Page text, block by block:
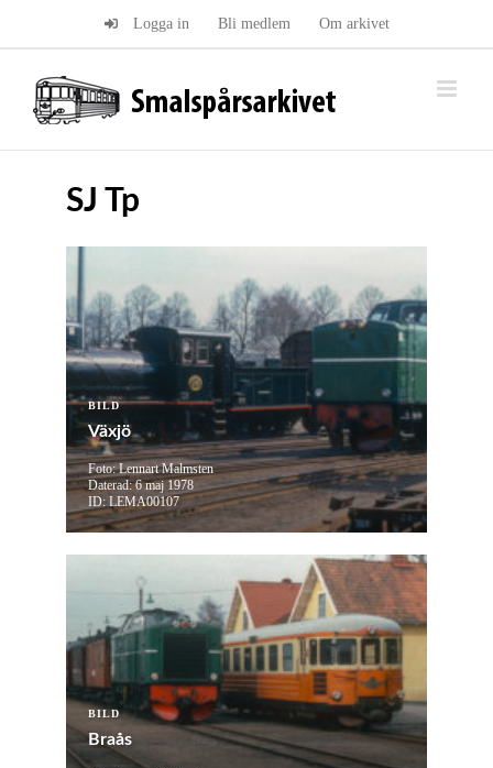
Logga in Bli medlem Om arkivet
SJ Tp
BILD
Växjö
Foto: Lennart Malmsten
Daterad: 6 maj 1978
ID: LEMA00107
BILD
Braås